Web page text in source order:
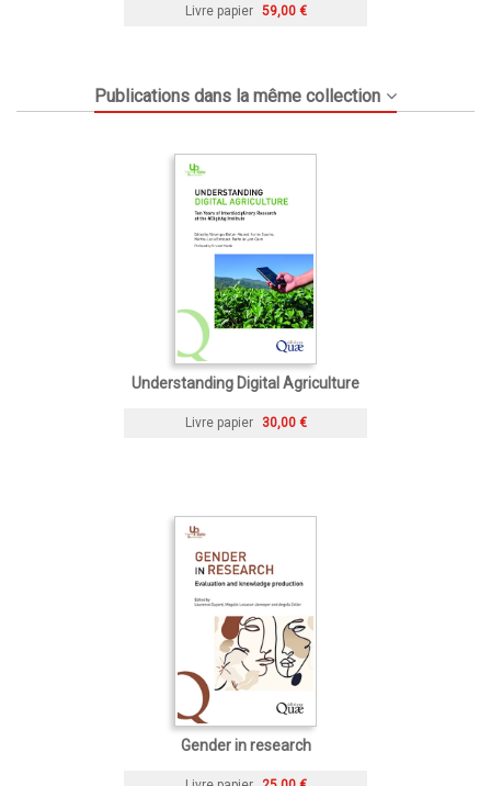
Livre papier 59,00 €
Publications dans la même collection
Understanding Digital Agriculture
Livre papier 30,00 €
Gender in research